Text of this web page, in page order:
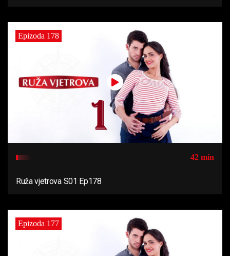
Epizoda 178
42 min
Ruža vjetrova S01 Ep178
Epizoda 177